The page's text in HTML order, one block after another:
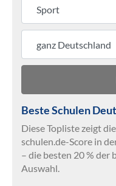
Beste Schulen
Diese Topliste zeigt
schulen.de-Score in
– die besten 20 % der
Auswahl.